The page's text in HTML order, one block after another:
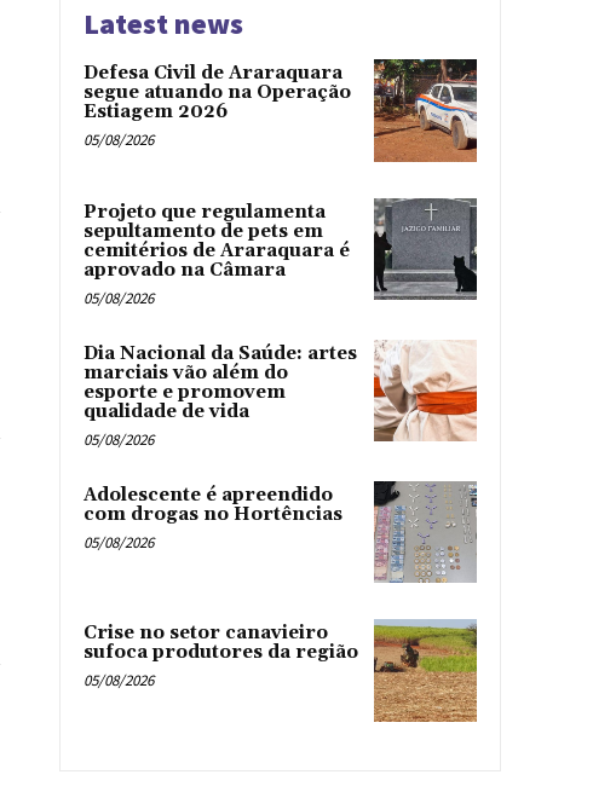
Latest news
Defesa Civil de Araraquara
segue atuando na Operação
Estiagem 2026
05/08/2026
Projeto que regulamenta
sepultamento de pets em
cemitérios de Araraquara é
aprovado na Câmara
05/08/2026
Dia Nacional da Saúde: artes
marciais vão além do
esporte e promovem
qualidade de vida
05/08/2026
Adolescente é apreendido
com drogas no Hortências ‎
05/08/2026
Crise no setor canavieiro
sufoca produtores da região
05/08/2026